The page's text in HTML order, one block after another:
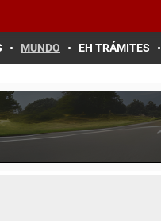
MUNDO EH TRÁMITES